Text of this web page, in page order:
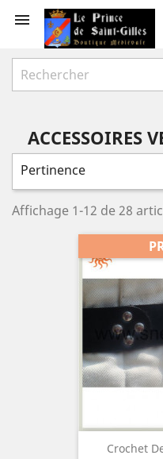

ACCESSOIRES
Pertinence
Affichage 1-12 de 28
Crochet